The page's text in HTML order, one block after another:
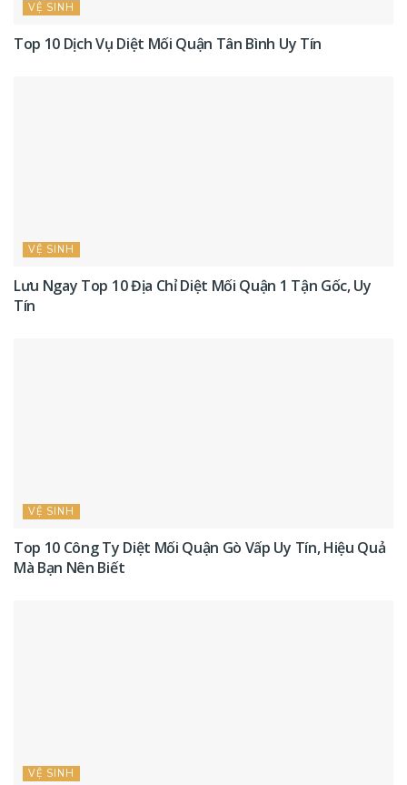
VỆ SINH
Top 10 Dịch Vụ Diệt Mối Quận Tân Bình Uy Tín
VỆ SINH
Lưu Ngay Top 10 Địa Chỉ Diệt Mối Quận 1 Tận Gốc, Uy
Tín
VỆ SINH
Top 10 Công Ty Diệt Mối Quận Gò Vấp Uy Tín, Hiệu Quả
Mà Bạn Nên Biết
VỆ SINH